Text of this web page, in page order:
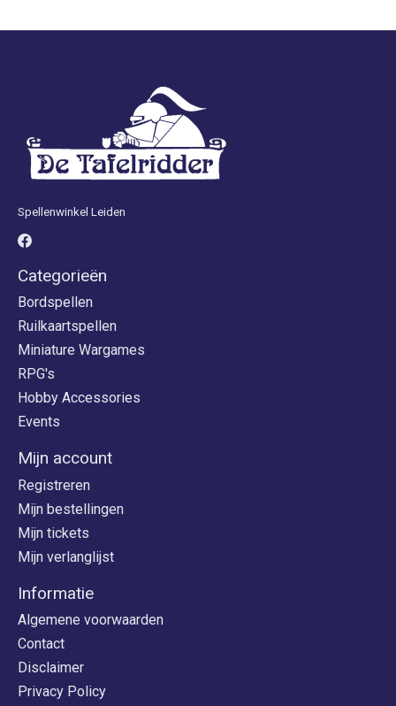
Spellenwinkel Leiden
Categorieën
Bordspellen
Ruilkaartspellen
Miniature Wargames
RPG's
Hobby Accessories
Events
Mijn account
Registreren
Mijn bestellingen
Mijn tickets
Mijn verlanglijst
Informatie
Algemene voorwaarden
Contact
Disclaimer
Privacy Policy